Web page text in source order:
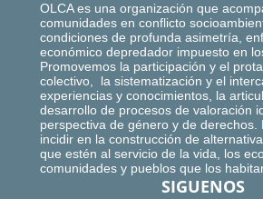
OLCA es una organización que
comunidades en conflicto
condiciones de profunda asimetría,
económico depredador impuesto en
Promovemos la participación y el
colectivo, la sistematización y el
experiencias y conocimientos, la
desarrollo de procesos de valoración
perspectiva de género y de derechos.
incidir en la construcción de
que estén al servicio de la vida, los
comunidades y pueblos que los
SIGUENOS